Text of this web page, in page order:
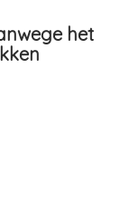
het